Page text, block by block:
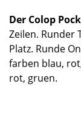
Der Colop
Zeilen. Runder
Platz. Runde
farben blau,
rot, gruen.